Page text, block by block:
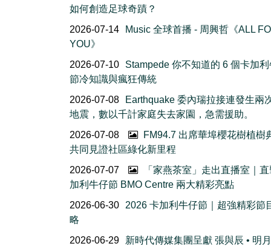
如何創造足球奇蹟？
2026-07-14
Music 全球首播 - 周興哲《ALL
YOU》
2026-07-10
Stampede 你不知道的 6 個卡加
節冷知識與瘋狂傳統
2026-07-08
Earthquake 委內瑞拉接連發生兩
地震，數以千計家庭失去家園，急需援助。
2026-07-08
FM94.7 出席華埠櫻花樹植
共同見證社區綠化新里程
2026-07-07
「家燕茶室」走出直播室｜
加利牛仔節 BMO Centre 兩大精彩亮點
2026-06-30
2026 卡加利牛仔節｜超強精彩節
略
2026-06-29
新時代傳媒集團呈獻 張與辰 • 明